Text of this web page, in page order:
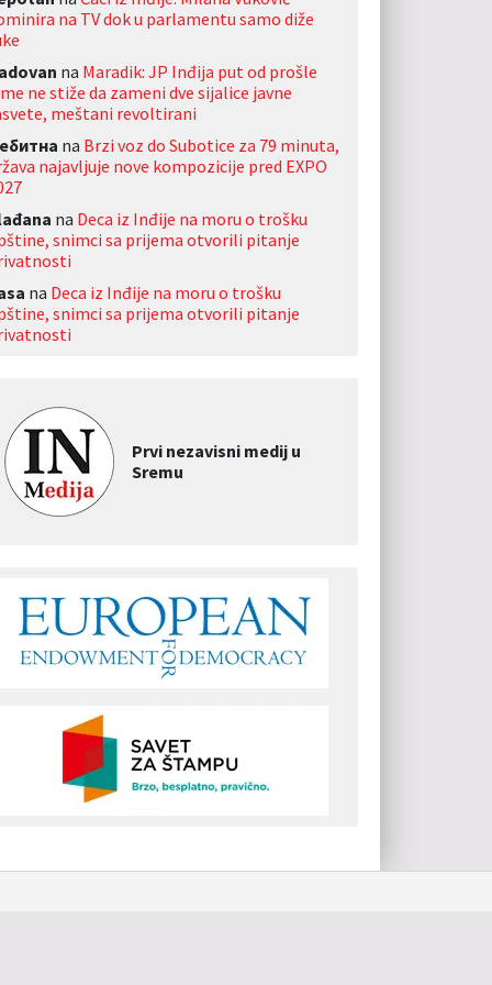
na TV dok u parlamentu samo diže
na Maradik: JP Inđija put od prošle
ne stiže da zameni dve sijalice javne
meštani revoltirani
na Brzi voz do Subotice za 79 minuta,
najavljuje nove kompozicije pred EXPO
na Deca iz Inđije na moru o trošku
snimci sa prijema otvorili pitanje
na Deca iz Inđije na moru o trošku
snimci sa prijema otvorili pitanje
Prvi nezavisni medij u
Sremu